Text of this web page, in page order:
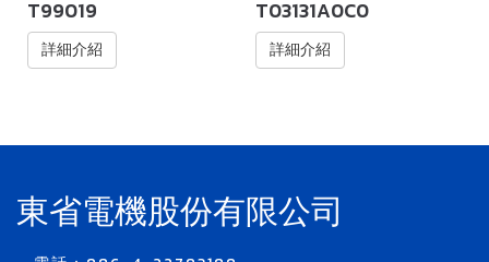
T99019
詳細介紹
T03131A0C0
詳細介紹
東省電機股份有限公司